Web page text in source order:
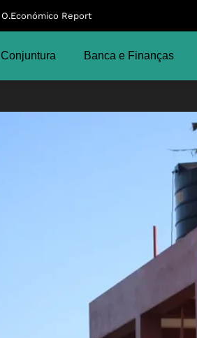
O.Económico Report
Conjuntura Banca e Finanças